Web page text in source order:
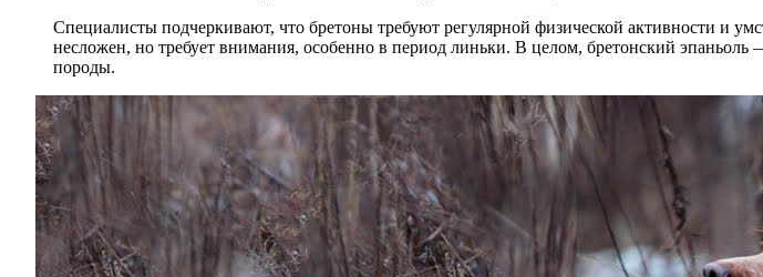
Специалисты подчеркивают, что бретоны требуют регулярной физической активности и
несложен, но требует внимания, особенно в период линьки. В целом, бретонский
породы.